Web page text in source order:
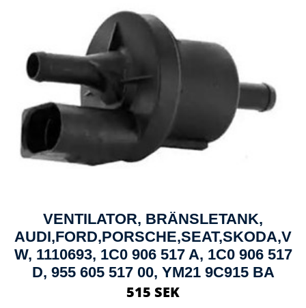
VENTILATOR, BRÄNSLETANK,
AUDI,FORD,PORSCHE,SEAT,SKODA,V
W, 1110693, 1C0 906 517 A, 1C0 906 517
D, 955 605 517 00, YM21 9C915 BA
515 SEK